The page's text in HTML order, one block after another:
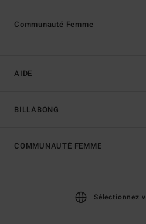
AIDE
BILLABONG
Communauté Femme
COMMUNAUTÉ FEMME
Sélectionnez